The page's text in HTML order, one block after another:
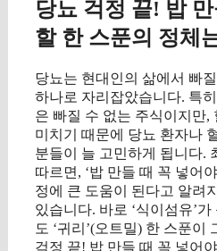
당뇨 걱정 끝! 밥
할 한 스푼의 정체
당뇨는 현대인의 삶에서 빠
하나로 자리잡았습니다. 특
은 빠질 수 없는 주식이지만,
미치기 때문에 당뇨 환자나
분들이 늘 고민하게 됩니다.
따르면, ‘밥 만들 때 꼭 넣어
정에 큰 도움이 된다고 알려
있습니다. 바로 ‘식이섬유’
도 ‘귀리’(오트밀) 한 스푼이
걱정 끝! 밥 만들 때 꼭 넣어